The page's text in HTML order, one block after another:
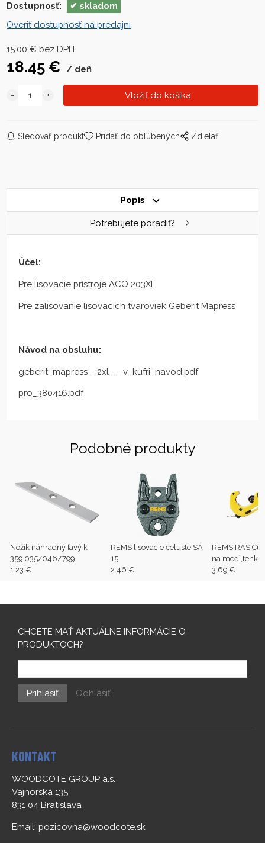
Dostupnosť:
skladom
Overiť dostupnosť na predajni
15.00 € bez DPH
18.45 € deň
Sledovať produkt Pridať do obľúbených Zdielať
Popis
Potrebujete poradiť?
Účel:
Pre lisovacie prístroje ACO 203XL
Pre zalisovanie lisovacích tvaroviek Geberit Mapress
Návod na obsluhu:
geberit_mapress__2xl___v_kufri_navod.pdf
pro_380416.pdf
Podobné produkty
Nožík náhradný ľavý k
359.035/046/799
1.23 €
REMS lisovacie čeluste SA
15
2.46 €
REMS RAS
na
oceľ., Al a
3.69 €
CHCETE MAŤ AKTUÁLNE INFORMÁCIE O
PRODUKTOCH?
Prihlásiť Odhlásiť
KONTAKT
WOODCOTE GROUP a.s.
Vajnorská 135
831 04 Bratislava
Email: pozicovna@woodcote.sk